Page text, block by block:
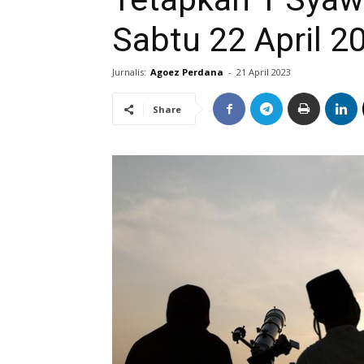
Sabtu 22 April
Jurnalis: Agoez Perdana - 21 April 2023
Share